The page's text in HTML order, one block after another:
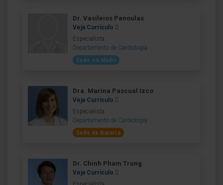
Dr. Vasileios Panoulas
Veja Currículo
Especialista
Departamento de Cardiología
Sede em Madri
Dra. Marina Pascual Izco
Veja Currículo
Especialista
Departamento de Cardiología
Sede de Navarra
Dr. Chinh Pham Trung
Veja Currículo